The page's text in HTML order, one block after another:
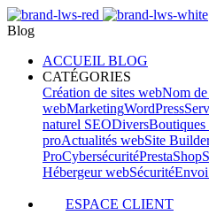
Blog
ACCUEIL BLOG
CATÉGORIES
Création de sites webNom
webMarketingWordPress
naturel SEODiversBoutiques
proActualités webSite
ProCybersécuritéPrestaShop
Hébergeur webSécurité
ESPACE CLIENT